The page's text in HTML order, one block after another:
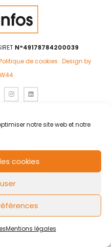
notre site web et notre
cookies
Mentions légales
N°49178784200039
de cookies Design by